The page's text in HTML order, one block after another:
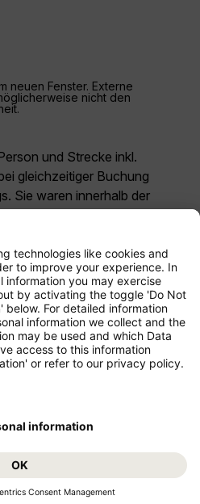
neuen Fenster. Externe
nicht den
und Strecke inkl.
gleichzeitiger Buchung
Sie waren innerhalb der
aktuell. Bei den für die
Tarifen handelt es
unsere restriktivste
zusätzliche Gebühren
für andere optionale
dieAllgemeinen
.